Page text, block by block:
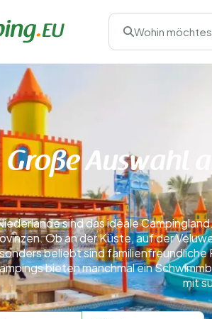
Wohin
Große Auswahl
sind das ideale
Ob an der Küste, auf der
beliebt sind familienfreundliche
bieten manchmal ein
mit